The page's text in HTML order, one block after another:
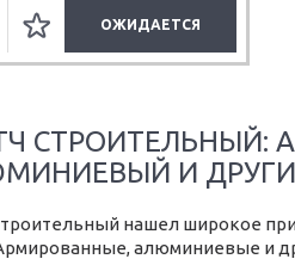
ОЖИДАЕТСЯ
СТРОИТЕЛЬНЫЙ:
И
нашел широкое
алюминиевые и